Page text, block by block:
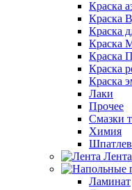
Краска
Краска
Краска
Краска
Краска
Краска
Краска
Лаки
Прочее
Смазки
Химия
Лента
Ламинат